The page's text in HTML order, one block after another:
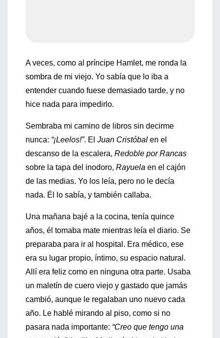
A veces, como al príncipe Hamlet, me ronda la
sombra de mi viejo. Yo sabía que lo iba a
entender cuando fuese demasiado tarde, y no
hice nada para impedirlo.
Sembraba mi camino de libros sin decirme
nunca: “¡Leelos!”. El Juan Cristóbal en el
descanso de la escalera, Redoble por Rancas
sobre la tapa del inodoro, Rayuela en el cajón
de las medias. Yo los leía, pero no le decía
nada. Él lo sabía, y también callaba.
Una mañana bajé a la cocina, tenía quince
años, él tomaba mate mientras leía el diario. Se
preparaba para ir al hospital. Era médico, ese
era su lugar propio, íntimo, su espacio natural.
Allí era feliz como en ninguna otra parte. Usaba
un maletín de cuero viejo y gastado que jamás
cambió, aunque le regalaban uno nuevo cada
año. Le hablé mirando al piso, como si no
pasara nada importante: “Creo que tengo una